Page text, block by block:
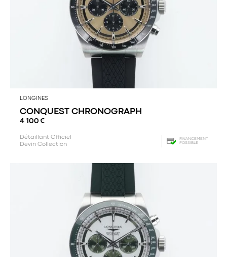
LONGINES
CONQUEST CHRONOGRAPH
4 100 €
Détaillant Officiel
Devin Collection
FINANCEMENT
POSSIBLE